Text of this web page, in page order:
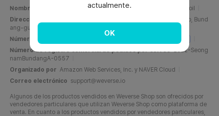
Nombre de la empresa Weverse Company Inc.
Yang Zooil
Dirección
C, 6F, PangyoTech-one Tower, 131, Bundangnaegok-ro, Bund
ang-gu, Seongnam-si, Gyeonggi-do, República de Corea
Número de registro comercial
Número de registro comercial de pedidos por correo 2022-Seong
namBundangA-0557
Organizado por Amazon Web Services, Inc. y NAVER Cloud
Correo electrónico support@weverse.io
Algunos de los productos vendidos en Weverse Shop son ofrecidos por
vendedores particulares que utilizan Weverse Shop como plataforma de
venta. En cuanto a los productos vendidos por vendedores particulares,
actualmente.
OK